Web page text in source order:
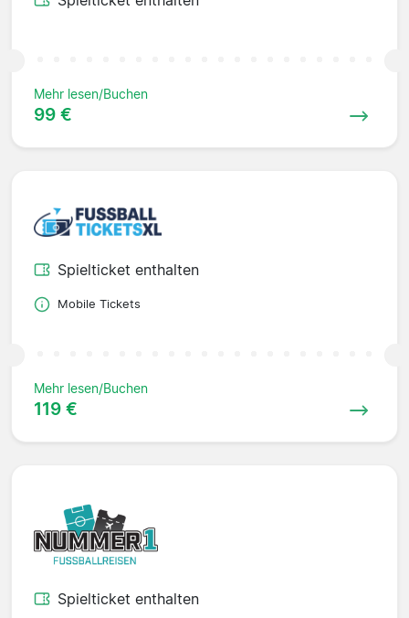
Mehr lesen/Buchen
99 €
Spielticket enthalten
Mobile Tickets
Mehr lesen/Buchen
119 €
Spielticket enthalten